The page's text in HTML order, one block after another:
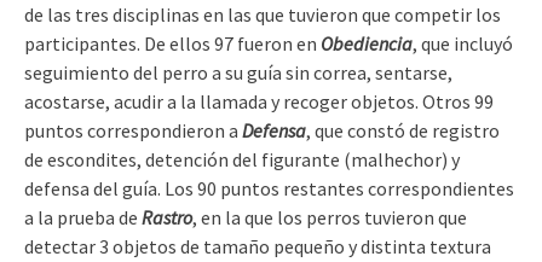
de las tres disciplinas en las que tuvieron que competir los
participantes. De ellos 97 fueron en Obediencia, que incluyó
seguimiento del perro a su guía sin correa, sentarse,
acostarse, acudir a la llamada y recoger objetos. Otros 99
puntos correspondieron a Defensa, que constó de registro
de escondites, detención del figurante (malhechor) y
defensa del guía. Los 90 puntos restantes correspondientes
a la prueba de Rastro, en la que los perros tuvieron que
detectar 3 objetos de tamaño pequeño y distinta textura